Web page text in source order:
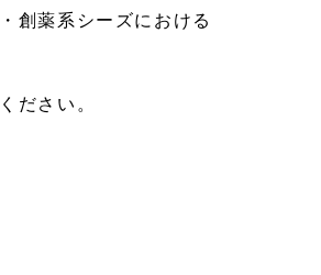
創薬系シーズにおける
ださい。